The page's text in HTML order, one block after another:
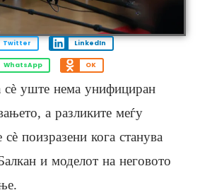
Twitter LinkedIn
WhatsApp OK
сè уште нема унифициран
а разликите меѓу
сè поизразени кога станува
и моделот на неговото